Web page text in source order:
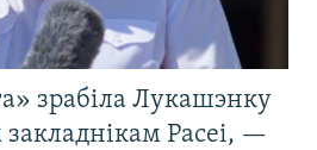
зрабіла Лукашэнку
Расеі, —